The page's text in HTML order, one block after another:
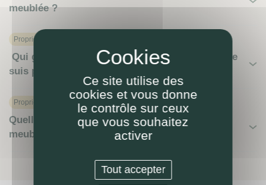
meublée ?
Proprietaire
Qui gère ma location meublée chez LOKIZI ? (je
suis propriétaire)
Proprietaire
Quelle fiscalité optimale pour ma location
meublée ?
Ce site utilise des
cookies et vous donne
le contrôle sur ceux
que vous souhaitez
activer
Tout accepter